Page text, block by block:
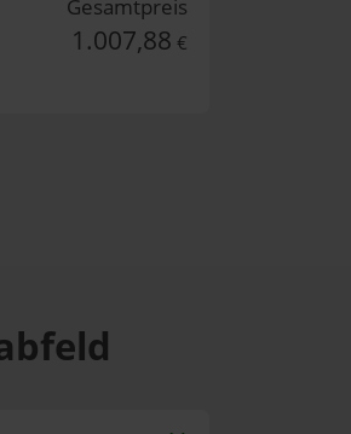
Gesamtpreis
1.007,88 €